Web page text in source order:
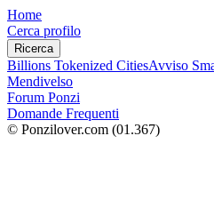
Home
Cerca profilo
Ricerca
Billions Tokenized CitiesAvviso
Mendivelso
Forum Ponzi
Domande Frequenti
© Ponzilover.com (01.367)